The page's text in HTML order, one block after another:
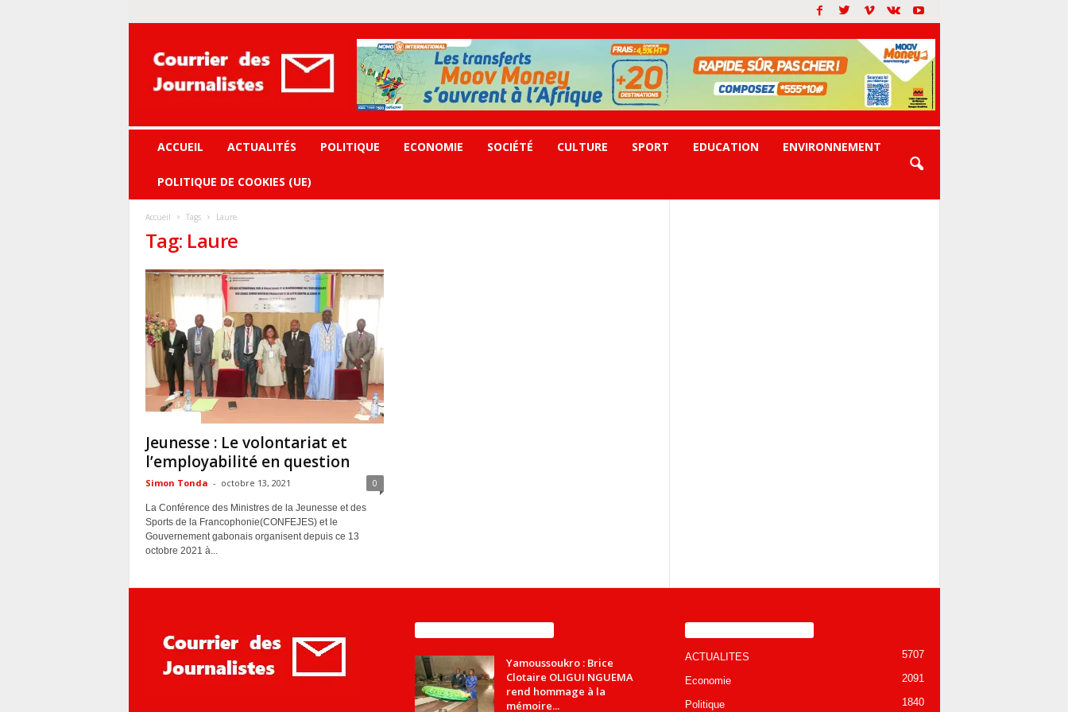
journalistes
ACCUEIL ACTUALITÉS POLITIQUE ECONOMIE SOCIÉTÉ CULTURE SPORT EDUCATION ENVIRONNEMENT
POLITIQUE DE COOKIES (UE)
Accueil Tags Laure
Tag: Laure
Jeunesse : Le volontariat et
l’employabilité en question
Simon Tonda - octobre 13, 2021 0
La Conférence des Ministres de la Jeunesse et des
Sports de la Francophonie(CONFEJES) et le
Gouvernement gabonais organisent depuis ce 13
octobre 2021 à...
Yamoussoukro : Brice
Clotaire OLIGUI NGUEMA
rend hommage à la
mémoire...
ACTUALITES 5707
Economie 2091
Politique 1840